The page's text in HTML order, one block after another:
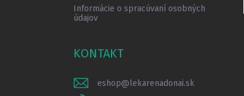
Informácie o spracúvaní osobných
údajov
KONTAKT
eshop@lekarenadonai.sk